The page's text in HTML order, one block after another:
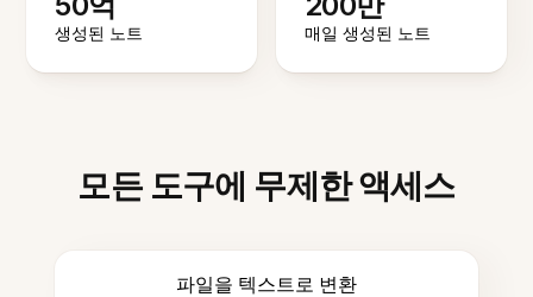
생성된 노트 매일 생성된 노트
모든 도구에 무제한 액세스
파일을 텍스트로 변환